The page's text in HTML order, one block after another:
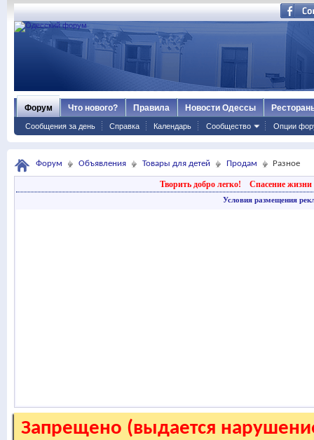
Форум
Сообщения за день Справка Календарь Сообщество Опции
Что нового? Правила Новости Одессы
Форум Объявления Товары для детей Продам Разное
Творить добро легко! Спасение жизни
Условия размещения
Запрещено (выдается